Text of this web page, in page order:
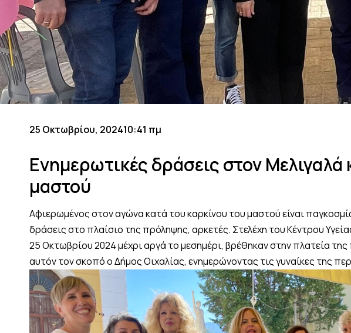
25 Οκτωβρίου, 202410:41 πμ
Ενημερωτικές δράσεις στον Μελιγαλά
μαστού
Αφιερωμένος στον αγώνα κατά του καρκίνου του μαστού είναι
δράσεις στο πλαίσιο της πρόληψης, αρκετές. Στελέχη του Κέντρου
25 Οκτωβρίου 2024 μέχρι αργά το μεσημέρι, βρέθηκαν στην πλατεία
αυτόν τον σκοπό ο Δήμος Οιχαλίας, ενημερώνοντας τις γυναίκες της